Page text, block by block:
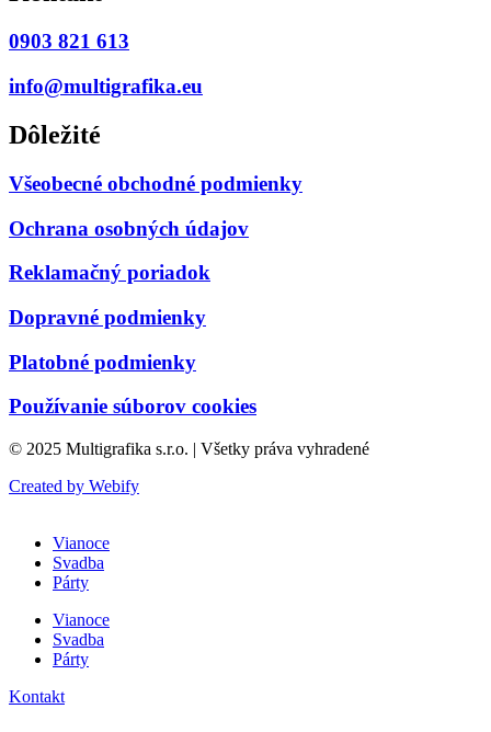
0903 821 613
info@multigrafika.eu
Dôležité
Všeobecné obchodné podmienky
Ochrana osobných údajov
Reklamačný poriadok
Dopravné podmienky
Platobné podmienky
Používanie súborov cookies
© 2025 Multigrafika s.r.o. | Všetky práva vyhradené
Created by Webify
Vianoce
Svadba
Párty
Vianoce
Svadba
Párty
Kontakt